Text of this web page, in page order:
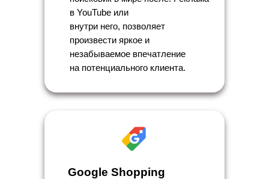
в YouTube или
внутри него, позволяет
произвести яркое и
незабываемое впечатление
на потенциального клиента.
Google Shopping